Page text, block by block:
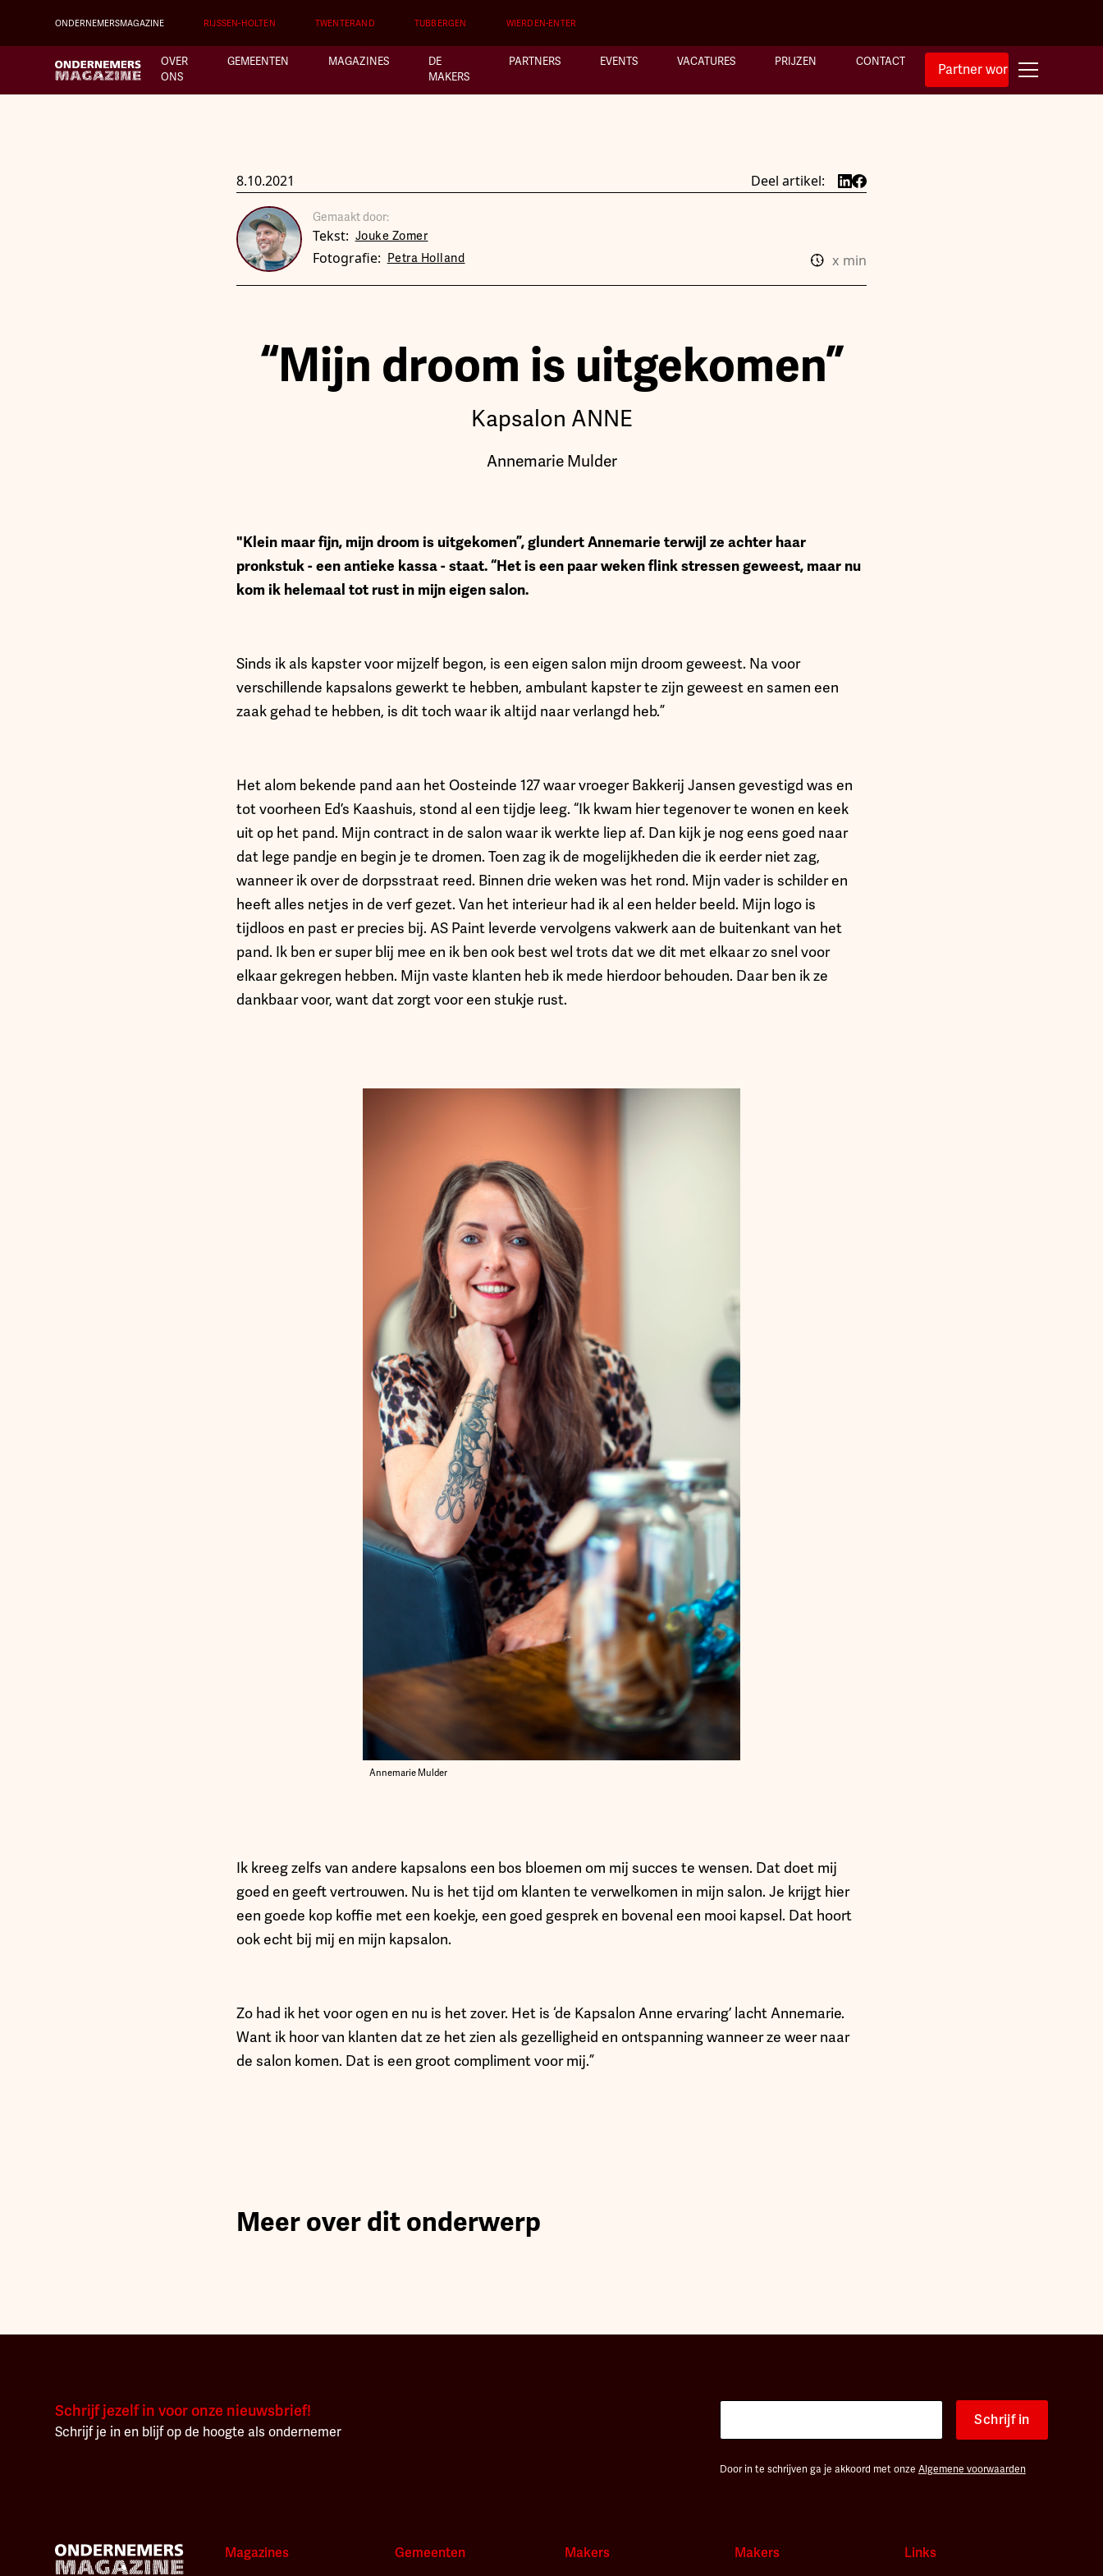
ONDERNEMERSMAGAZINE RIJSSEN-HOLTEN TWENTERAND TUBBERGEN WIERDEN-ENTER
OVER
ONS
GEMEENTEN MAGAZINES
DE
MAKERS
PARTNERS EVENTS VACATURES PRIJZEN CONTACT Partner worden
8.10.2021 Deel artikel:
Gemaakt door:
Tekst: Jouke Zomer
Fotografie: Petra Holland x min
“Mijn droom is uitgekomen”
Kapsalon ANNE
Annemarie Mulder
"Klein maar fijn, mijn droom is uitgekomen”, glundert Annemarie terwijl ze achter haar
pronkstuk - een antieke kassa - staat. “Het is een paar weken flink stressen geweest, maar nu
kom ik helemaal tot rust in mijn eigen salon.
Sinds ik als kapster voor mijzelf begon, is een eigen salon mijn droom geweest. Na voor
verschillende kapsalons gewerkt te hebben, ambulant kapster te zijn geweest en samen een
zaak gehad te hebben, is dit toch waar ik altijd naar verlangd heb.”
Het alom bekende pand aan het Oosteinde 127 waar vroeger Bakkerij Jansen gevestigd was en
tot voorheen Ed’s Kaashuis, stond al een tijdje leeg. “Ik kwam hier tegenover te wonen en keek
uit op het pand. Mijn contract in de salon waar ik werkte liep af. Dan kijk je nog eens goed naar
dat lege pandje en begin je te dromen. Toen zag ik de mogelijkheden die ik eerder niet zag,
wanneer ik over de dorpsstraat reed. Binnen drie weken was het rond. Mijn vader is schilder en
heeft alles netjes in de verf gezet. Van het interieur had ik al een helder beeld. Mijn logo is
tijdloos en past er precies bij. AS Paint leverde vervolgens vakwerk aan de buitenkant van het
pand. Ik ben er super blij mee en ik ben ook best wel trots dat we dit met elkaar zo snel voor
elkaar gekregen hebben. Mijn vaste klanten heb ik mede hierdoor behouden. Daar ben ik ze
dankbaar voor, want dat zorgt voor een stukje rust.
Annemarie Mulder
Ik kreeg zelfs van andere kapsalons een bos bloemen om mij succes te wensen. Dat doet mij
goed en geeft vertrouwen. Nu is het tijd om klanten te verwelkomen in mijn salon. Je krijgt hier
een goede kop koffie met een koekje, een goed gesprek en bovenal een mooi kapsel. Dat hoort
ook echt bij mij en mijn kapsalon.
Zo had ik het voor ogen en nu is het zover. Het is ‘de Kapsalon Anne ervaring’ lacht Annemarie.
Want ik hoor van klanten dat ze het zien als gezelligheid en ontspanning wanneer ze weer naar
de salon komen. Dat is een groot compliment voor mij.”
Meer over dit onderwerp
Schrijf jezelf in voor onze nieuwsbrief!
Schrijf je in en blijf op de hoogte als ondernemer
Schrijf in
Door in te schrijven ga je akkoord met onze Algemene voorwaarden
Magazines Gemeenten Makers Makers Links